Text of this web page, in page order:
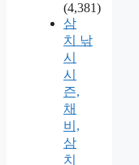
(4,381)
삼
치 낚
시
시
즌,
채
비,
삼
치